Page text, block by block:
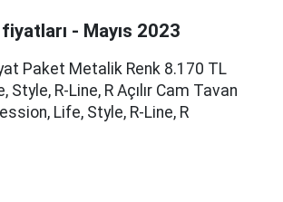
- Mayıs 2023
Paket Metalik Renk 8.170 TL
Style, R-Line, R Açılır Cam Tavan
Life, Style, R-Line, R